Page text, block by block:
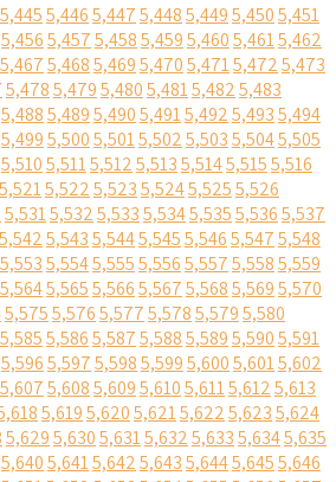
5,4455,4465,4475,4485,4495,4505,451
5,4565,4575,4585,4595,4605,4615,462
5,4675,4685,4695,4705,4715,4725,473
5,4785,4795,4805,4815,4825,483
5,4885,4895,4905,4915,4925,4935,494
5,4995,5005,5015,5025,5035,5045,505
5,5105,5115,5125,5135,5145,5155,516
5,5215,5225,5235,5245,5255,526
5,5315,5325,5335,5345,5355,5365,537
5,5425,5435,5445,5455,5465,5475,548
5,5535,5545,5555,5565,5575,5585,559
5,5645,5655,5665,5675,5685,5695,570
5,5755,5765,5775,5785,5795,580
5,5855,5865,5875,5885,5895,5905,591
5,5965,5975,5985,5995,6005,6015,602
5,6075,6085,6095,6105,6115,6125,613
5,6195,6205,6215,6225,6235,624
5,6295,6305,6315,6325,6335,6345,635
5,6405,6415,6425,6435,6445,6455,646